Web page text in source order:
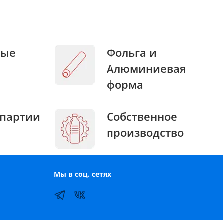
Фольга и
Алюминиевая
форма
Собственное
производство
Мы в соц. сетях